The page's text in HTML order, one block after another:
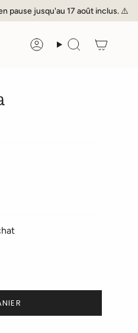
jusqu'au 17 août inclus. ⚠️
CompteRecherche